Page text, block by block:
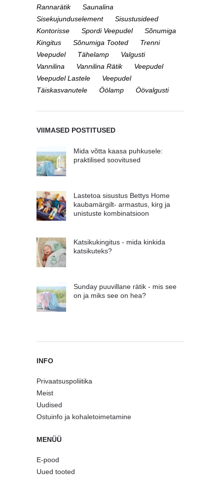
Rannarätik
Saunalina
Sisekujunduselement
Sisustusideed
Kontorisse
Spordi Veepudel
Sõnumiga
Kingitus
Sõnumiga Tooted
Trenni
Veepudel
Tähelamp
Valgusti
Vannilina
Vannilina Rätik
Veepudel
Veepudel Lastele
Veepudel
Täiskasvanutele
Öölamp Öövalgusti
VIIMASED POSTITUSED
Mida võtta kaasa puhkusele:
praktilised soovitused
Lastetoa sisustus Bettys Home
kaubamärgilt- armastus, kirg ja
unistuste kombinatsioon
Katsikukingitus - mida kinkida
katsikuteks?
Sunday puuvillane rätik - mis see
on ja miks see on hea?
INFO
Privaatsuspoliitika
Meist
Uudised
Ostuinfo ja kohaletoimetamine
MENÜÜ
E-pood
Uued tooted